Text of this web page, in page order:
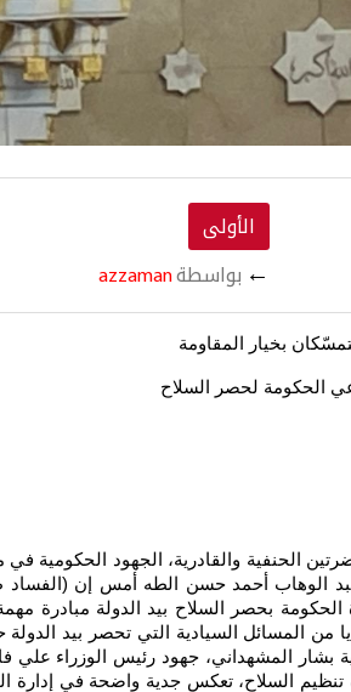
الأولى
← بواسطةazzaman
بخيار المقاومة
الحكومة لحصر السلاح
الحنفية والقادرية، الجهود الحكومية
الوهاب أحمد حسن الطه أمس إن (الفساد
بحصر السلاح بيد الدولة مبادرة
من المسائل السيادية التي تحصر بيد
بشار المشهداني، جهود رئيس الوزراء
تنظيم السلاح، تعكس جدية واضحة في